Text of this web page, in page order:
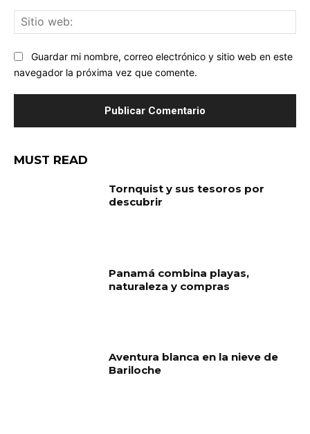
Guardar mi nombre, correo electrónico y sitio web en este
navegador la próxima vez que comente.
MUST READ
Tornquist y sus tesoros por
descubrir
Panamá combina playas,
naturaleza y compras
Aventura blanca en la nieve de
Bariloche